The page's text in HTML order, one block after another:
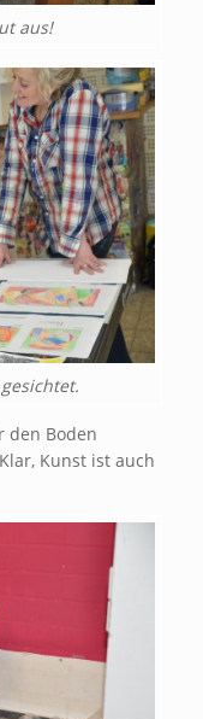
aus!
den Boden
Kunst ist auch